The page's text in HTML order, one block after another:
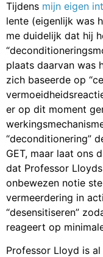
Tijdens mijn eigen
lente (eigenlijk was
me duidelijk dat hij
plaats daarvan was
zich baseerde op
er op dit moment
“deconditionering”
GET, maar laat ons
dat Professor
onbewezen notie
vermeerdering in
“desensitiseren”
reageert op
Professor Lloyd is